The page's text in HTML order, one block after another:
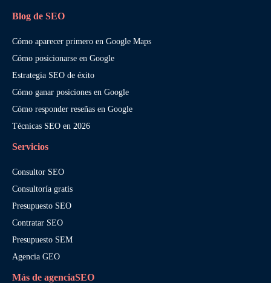
Blog de SEO
Cómo aparecer primero en Google Maps
Cómo posicionarse en Google
Estrategia SEO de éxito
Cómo ganar posiciones en Google
Cómo responder reseñas en Google
Técnicas SEO en 2026
Servicios
Consultor SEO
Consultoría gratis
Presupuesto SEO
Contratar SEO
Presupuesto SEM
Agencia GEO
Más de agenciaSEO